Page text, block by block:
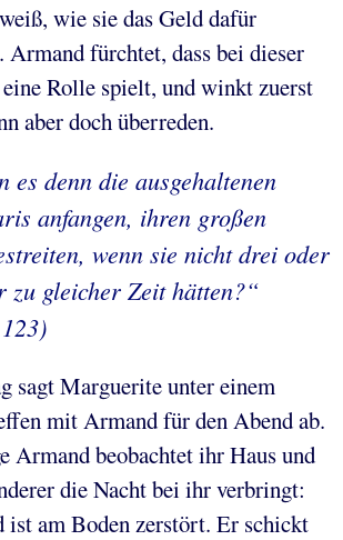
wie sie das Geld dafür
fürchtet, dass bei dieser
Rolle spielt, und winkt zuerst
aber doch überreden.
es denn die ausgehaltenen
anfangen, ihren großen
wenn sie nicht drei oder
zu gleicher Zeit hätten?“
sagt Marguerite unter einem
mit Armand für den Abend ab.
Armand beobachtet ihr Haus und
die Nacht bei ihr verbringt:
am Boden zerstört. Er schickt